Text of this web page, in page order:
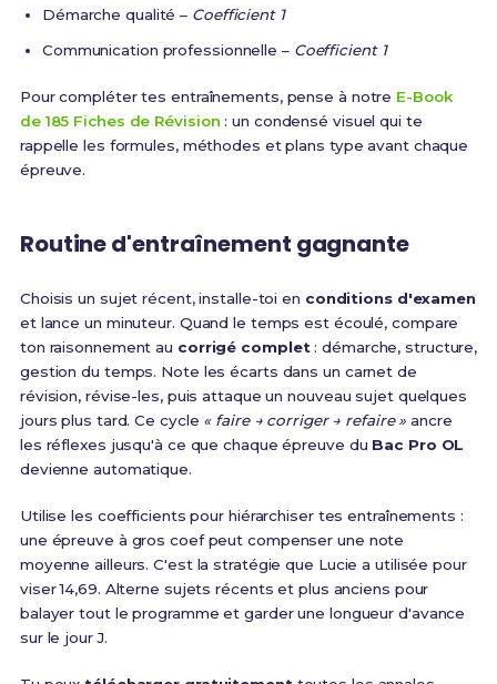
Démarche qualité – Coefficient 1
Communication professionnelle – Coefficient 1
Pour compléter tes entraînements, pense à notre E-Book
de 185 Fiches de Révision : un condensé visuel qui te
rappelle les formules, méthodes et plans type avant chaque
épreuve.
Routine d'entraînement gagnante
Choisis un sujet récent, installe-toi en conditions d'examen
et lance un minuteur. Quand le temps est écoulé, compare
ton raisonnement au corrigé complet : démarche, structure,
gestion du temps. Note les écarts dans un carnet de
révision, révise-les, puis attaque un nouveau sujet quelques
jours plus tard. Ce cycle « faire → corriger → refaire » ancre
les réflexes jusqu'à ce que chaque épreuve du Bac Pro OL
devienne automatique.
Utilise les coefficients pour hiérarchiser tes entraînements :
une épreuve à gros coef peut compenser une note
moyenne ailleurs. C'est la stratégie que Lucie a utilisée pour
viser 14,69. Alterne sujets récents et plus anciens pour
balayer tout le programme et garder une longueur d'avance
sur le jour J.